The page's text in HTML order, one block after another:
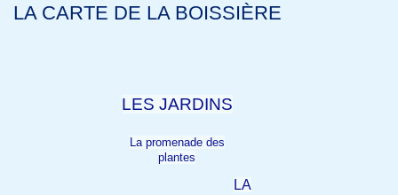
LA CARTE DE LA BOISSIÈRE
LES JARDINS
La promenade des
plantes
LA